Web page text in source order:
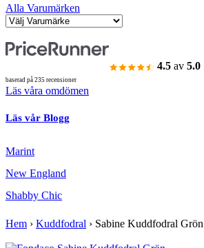
Alla Varumärken
4.5 av 5.0
baserad på 235 recensioner
Läs våra omdömen
Läs vår Blogg
Marint
New England
Shabby Chic
Hem › Kuddfodral › Sabine Kuddfodral Grön